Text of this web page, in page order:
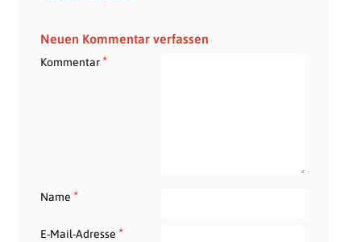
Neuen Kommentar verfassen
Kommentar*
Name *
E-Mail-Adresse *